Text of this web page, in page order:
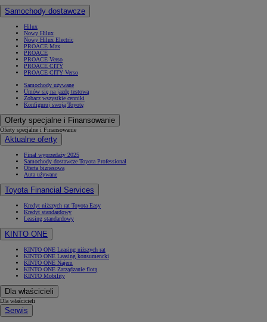
Samochody dostawcze
Hilux
Nowy Hilux
Nowy Hilux Electric
PROACE Max
PROACE
PROACE Verso
PROACE CITY
PROACE CITY Verso
Samochody używane
Umów się na jazdę testową
Zobacz wszystkie cenniki
Konfiguruj swoją Toyotę
Oferty specjalne i Finansowanie
Oferty specjalne i Finansowanie
Aktualne oferty
Finał wyprzedaży 2025
Samochody dostawcze Toyota Professional
Oferta biznesowa
Auta używane
Toyota Financial Services
Kredyt niższych rat Toyota Easy
Kredyt standardowy
Leasing standardowy
KINTO ONE
KINTO ONE Leasing niższych rat
KINTO ONE Leasing konsumencki
KINTO ONE Najem
KINTO ONE Zarządzanie flotą
KINTO Mobility
Dla właścicieli
Dla właścicieli
Serwis